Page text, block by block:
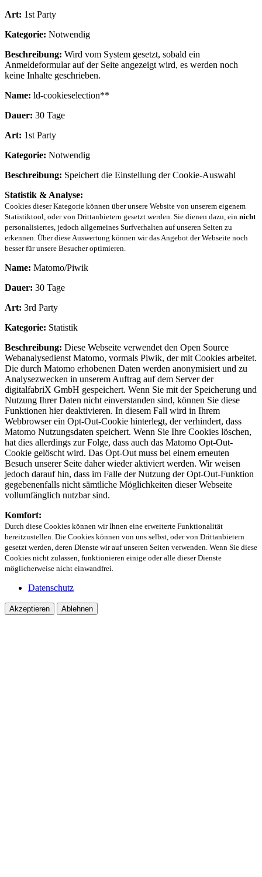
Art: 1st Party
Kategorie: Notwendig
Beschreibung: Wird vom System gesetzt, sobald ein
Anmeldeformular auf der Seite angezeigt wird, es werden noch
keine Inhalte geschrieben.
Name: ld-cookieselection**
Dauer: 30 Tage
Art: 1st Party
Kategorie: Notwendig
Beschreibung: Speichert die Einstellung der Cookie-Auswahl
Statistik & Analyse:
Cookies dieser Kategorie können über unsere Website von unserem eigenem
Statistiktool, oder von Drittanbietern gesetzt werden. Sie dienen dazu, ein nicht
personalisiertes, jedoch allgemeines Surfverhalten auf unseren Seiten zu
erkennen. Über diese Auswertung können wir das Angebot der Webseite noch
besser für unsere Besucher optimieren.
Name: Matomo/Piwik
Dauer: 30 Tage
Art: 3rd Party
Kategorie: Statistik
Beschreibung: Diese Webseite verwendet den Open Source
Webanalysedienst Matomo, vormals Piwik, der mit Cookies arbeitet.
Die durch Matomo erhobenen Daten werden anonymisiert und zu
Analysezwecken in unserem Auftrag auf dem Server der
digitalfabriX GmbH gespeichert. Wenn Sie mit der Speicherung und
Nutzung Ihrer Daten nicht einverstanden sind, können Sie diese
Funktionen hier deaktivieren. In diesem Fall wird in Ihrem
Webbrowser ein Opt-Out-Cookie hinterlegt, der verhindert, dass
Matomo Nutzungsdaten speichert. Wenn Sie Ihre Cookies löschen,
hat dies allerdings zur Folge, dass auch das Matomo Opt-Out-
Cookie gelöscht wird. Das Opt-Out muss bei einem erneuten
Besuch unserer Seite daher wieder aktiviert werden. Wir weisen
jedoch darauf hin, dass im Falle der Nutzung der Opt-Out-Funktion
gegebenenfalls nicht sämtliche Möglichkeiten dieser Webseite
vollumfänglich nutzbar sind.
Komfort:
Durch diese Cookies können wir Ihnen eine erweiterte Funktionalität
bereitzustellen. Die Cookies können von uns selbst, oder von Drittanbietern
gesetzt werden, deren Dienste wir auf unseren Seiten verwenden. Wenn Sie diese
Cookies nicht zulassen, funktionieren einige oder alle dieser Dienste
möglicherweise nicht einwandfrei.
Datenschutz
Akzeptieren Ablehnen